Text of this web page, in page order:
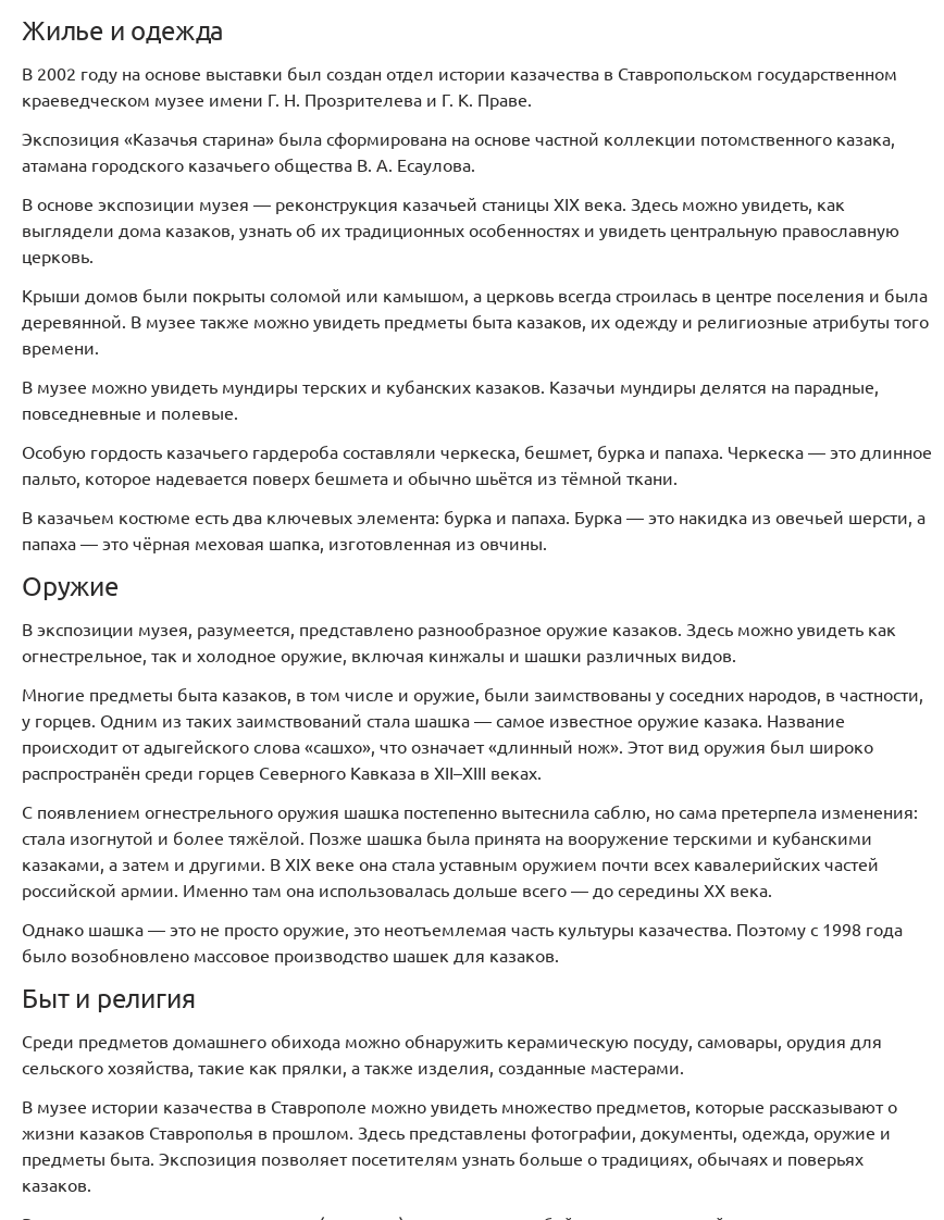
Жилье и одежда
В 2002 году на основе выставки был создан отдел истории казачества в Ставропольском государственном
краеведческом музее имени Г. Н. Прозрителева и Г. К. Праве.
Экспозиция «Казачья старина» была сформирована на основе частной коллекции потомственного казака,
атамана городского казачьего общества В. А. Есаулова.
В основе экспозиции музея — реконструкция казачьей станицы XIX века. Здесь можно увидеть, как
выглядели дома казаков, узнать об их традиционных особенностях и увидеть центральную православную
церковь.
Крыши домов были покрыты соломой или камышом, а церковь всегда строилась в центре поселения и была
деревянной. В музее также можно увидеть предметы быта казаков, их одежду и религиозные атрибуты того
времени.
В музее можно увидеть мундиры терских и кубанских казаков. Казачьи мундиры делятся на парадные,
повседневные и полевые.
Особую гордость казачьего гардероба составляли черкеска, бешмет, бурка и папаха. Черкеска — это длинное
пальто, которое надевается поверх бешмета и обычно шьётся из тёмной ткани.
В казачьем костюме есть два ключевых элемента: бурка и папаха. Бурка — это накидка из овечьей шерсти, а
папаха — это чёрная меховая шапка, изготовленная из овчины.
Оружие
В экспозиции музея, разумеется, представлено разнообразное оружие казаков. Здесь можно увидеть как
огнестрельное, так и холодное оружие, включая кинжалы и шашки различных видов.
Многие предметы быта казаков, в том числе и оружие, были заимствованы у соседних народов, в частности,
у горцев. Одним из таких заимствований стала шашка — самое известное оружие казака. Название
происходит от адыгейского слова «сашхо», что означает «длинный нож». Этот вид оружия был широко
распространён среди горцев Северного Кавказа в XII–XIII веках.
С появлением огнестрельного оружия шашка постепенно вытеснила саблю, но сама претерпела изменения:
стала изогнутой и более тяжёлой. Позже шашка была принята на вооружение терскими и кубанскими
казаками, а затем и другими. В XIX веке она стала уставным оружием почти всех кавалерийских частей
российской армии. Именно там она использовалась дольше всего — до середины XX века.
Однако шашка — это не просто оружие, это неотъемлемая часть культуры казачества. Поэтому с 1998 года
было возобновлено массовое производство шашек для казаков.
Быт и религия
Среди предметов домашнего обихода можно обнаружить керамическую посуду, самовары, орудия для
сельского хозяйства, такие как прялки, а также изделия, созданные мастерами.
В музее истории казачества в Ставрополе можно увидеть множество предметов, которые рассказывают о
жизни казаков Ставрополья в прошлом. Здесь представлены фотографии, документы, одежда, оружие и
предметы быта. Экспозиция позволяет посетителям узнать больше о традициях, обычаях и поверьях
казаков.